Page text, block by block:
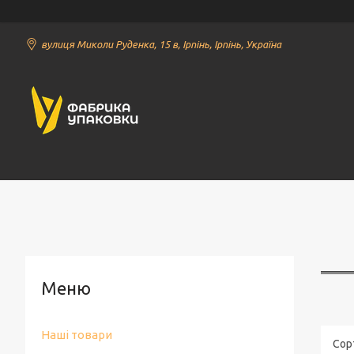
вулиця Миколи Руденка, 15 в, Ірпінь, Ірпінь, Україна
Наші товари